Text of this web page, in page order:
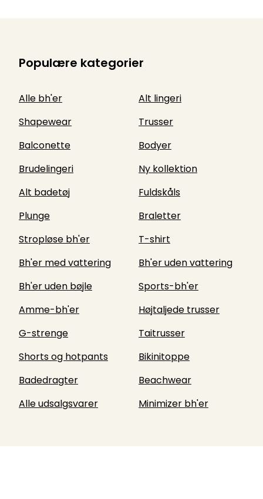
Populære kategorier
Alle bh'er
Alt lingeri
Shapewear
Trusser
Balconette
Bodyer
Brudelingeri
Ny kollektion
Alt badetøj
Fuldskåls
Plunge
Braletter
Stropløse bh'er
T-shirt
Bh'er med vattering
Bh'er uden vattering
Bh'er uden bøjle
Sports-bh'er
Amme-bh'er
Højtaljede trusser
G-strenge
Taitrusser
Shorts og hotpants
Bikinitoppe
Badedragter
Beachwear
Alle udsalgsvarer
Minimizer bh'er